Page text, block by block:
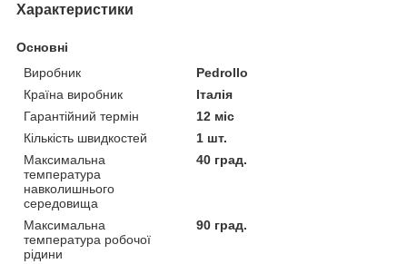
Характеристики
Основні
Виробник
Pedrollo
Країна виробник
Італія
Гарантійний термін
12 міс
Кількість швидкостей
1 шт.
Максимальна
температура
навколишнього
середовища
40 град.
Максимальна
температура робочої
рідини
90 град.